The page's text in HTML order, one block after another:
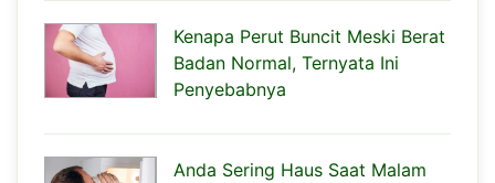
Kenapa Perut Buncit Meski Berat
Badan Normal, Ternyata Ini
Penyebabnya
Anda Sering Haus Saat Malam